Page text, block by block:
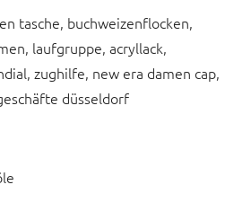
tasche, buchweizenflocken,
laufgruppe, acryllack,
zughilfe, new era damen cap,
düsseldorf